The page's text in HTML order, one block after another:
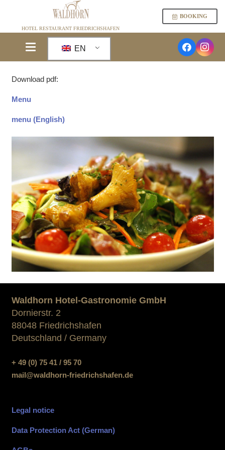
HOTEL RESTAURANT FRIEDRICHSHAFEN
BOOKING
EN
Download pdf:
Menu
menu (English)
Waldhorn Hotel-Gastronomie GmbH
Dornierstr. 2
88048 Friedrichshafen
Deutschland / Germany
+ 49 (0) 75 41 / 95 70
mail@waldhorn-friedrichshafen.de
Legal notice
Data Protection Act (German)